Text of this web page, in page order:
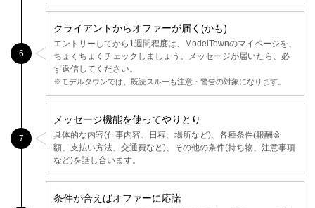
6
クライアントからオファーが届く(かも)
エントリーしてから1週間程度は、ModelTownのマイページを、
ちょくちょくチェックしましょう。メッセージが届いたら、必
ず返信してください。
※モデルタウンでは、既読スルーも注意・警告の対象になります。
7
メッセージ機能を使ってやりとり
具体的な内容(仕事内容、日程、場所など)、各種条件(報酬金
額、支払い方法、交通費など)、その他の条件(持ち物、注意事項
など)を話し合います。
条件が合えばオファーに応諾